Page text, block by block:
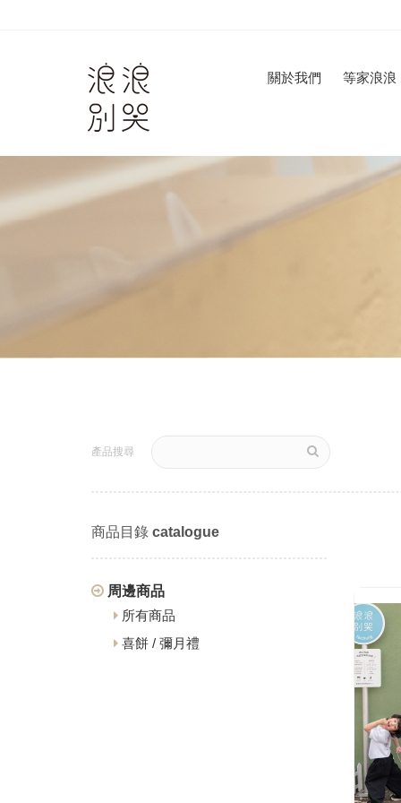
關於我們 等家浪浪
產品搜尋
商品目錄 catalogue
周邊商品
所有商品
喜餅 / 彌月禮